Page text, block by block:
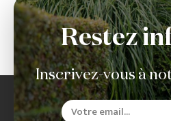
Restez
Inscrivez-vous à